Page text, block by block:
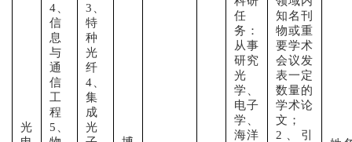
光
4、
信
息
与
通
信
工
程
5、
3、
特
种
光
纤
4、
集
成
光
任
务：
从事
研究
光
学、
电子
学、
海洋
知名刊
物或重
要学术
会议发
表一定
数量的
学术论
文；
2、引